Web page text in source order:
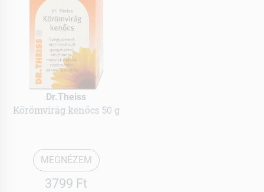
Dr.Theiss
Körömvirág kenőcs 50 g
MEGNÉZEM
3799 Ft